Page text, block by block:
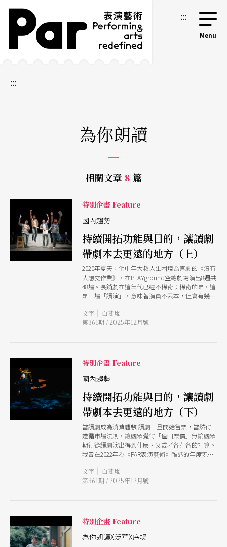
跳到主要內容區塊
網站導覽 :::
:::
為你朗讀
相關文章 8 篇
特別企畫 Feature
國內趨勢
持續開拓功能與目的，讓讀劇
帶劇本去更遠的地方（上）
2020年夏天，化中年大叔人生困境為喜劇的《沒有
人想交作業》，在PLAYground空總劇場演出8週共
48場。長銷劇在這年代已經不稀奇；稀奇的是，這
是一場「讀演」，意味著演員不丟本，但會有幾近
對於「讀劇」的想像非指讀劇的「完成度」可以多
高，而是如今讀劇形式演出，竟然也自成一格，建
式：時間點可以落在正式開排前，讓演員先行讀
本，探索角色情緒與語言風格；可以是劇作家完成
作品後，藉此審視實際搬演的可能樣貌，感受台詞
以對外呈現，尋求潛在投資者與合作對象。 然而
近年，愈來愈多讀劇活動不再局限於內部成員、劇
組親友或業界人士，甚至如《沒有人想交作業》幾
次製作來回於「讀演版」與「劇場版」之間，明顯
打破兩者的主從關係，抑或「讀劇正式演出」的線
性發展過程。因此，本文將特別以非邀請制的「公
開售票」的讀劇發展，探討其就市場、產製與創作
生態所反映的變化。（註1）
文字 | 白斐嵐
第361期 / 2025年12月號
特別企畫 Feature
國內趨勢
持續開拓功能與目的，讓讀劇
帶劇本去更遠的地方（下）
當讀劇成為消費體驗 讀劇一旦開始售票，當然得
遵循市場法則，讓觀眾覺得「值回票價」無論觀眾
期待從讀劇演出得到什麼，又或者各有各的打算。
我曾在2022年為《PAR表演藝術》雜誌的年度現象
開幕，標榜要在商場陳設「金工、木作、陶藝、十
字繡等體驗區，讓民眾彷彿踏入了設計師或工藝家
驗」不再限於作品、成品，進而涵蓋創作階段，讓
身為消費者的觀眾能擁有更全面的參與感。（註
2）恰好這年，也正好舉辦首屆「為你朗讀」與
文字 | 白斐嵐
第361期 / 2025年12月號
特別企畫 Feature
為你朗讀X泛華X序場